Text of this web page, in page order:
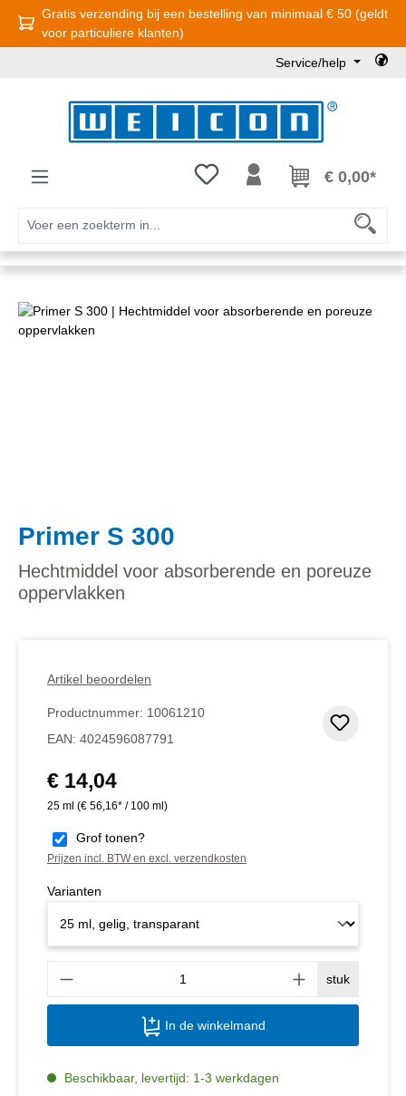
Ga naar de hoofdinhoud
Gratis verzending bij een bestelling van minimaal € 50 (geldt
voor particuliere klanten)
Service/help
Je hebt 0 items op je€ 0,00*
Afbeeldingengalerij overslaan
Primer S 300
Hechtmiddel voor absorberende en poreuze
oppervlakken
Artikel beoordelen
Productnummer: 10061210
EAN: 4024596087791
Normale prijs:
€ 14,04
25 ml (€ 56,16* / 100 ml)
Grof tonen?
Prijzen incl. BTW en excl. verzendkosten
Varianten
stuk
In de winkelmand
Beschikbaar, levertijd: 1-3 werkdagen